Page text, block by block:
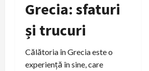
Grecia: sfaturi
și trucuri
Călătoria în Grecia este o
experiență în sine, care